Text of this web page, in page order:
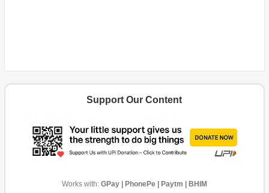
Support Our Content
Works with: GPay | PhonePe | Paytm | BHIM